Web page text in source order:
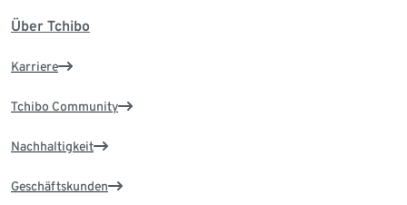
Über Tchibo
Karriere
Tchibo Community
Nachhaltigkeit
Geschäftskunden